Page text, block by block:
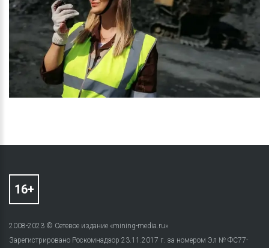
2008-2023 © Сетевое издание «mining-media.ru»
Зарегистрировано Роскомнадзор 23.11.2017 г. за номером Эл № ФС77-